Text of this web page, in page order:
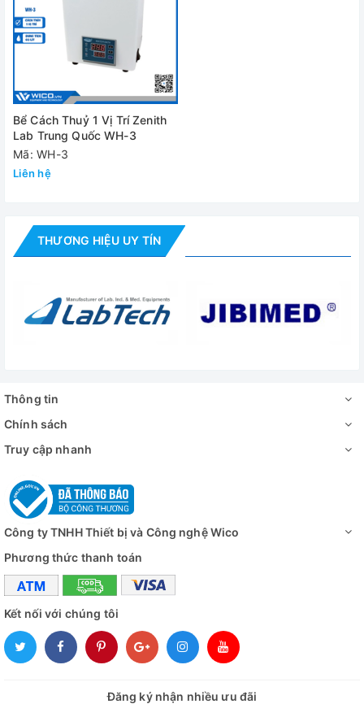
Bể Cách Thuỷ 1 Vị Trí Zenith
Lab Trung Quốc WH-3
Mã: WH-3
Liên hệ
THƯƠNG HIỆU UY TÍN
Thông tin
Chính sách
Truy cập nhanh
Công ty TNHH Thiết bị và Công nghệ Wico
Phương thức thanh toán
Kết nối với chúng tôi
Đăng ký nhận nhiều ưu đãi